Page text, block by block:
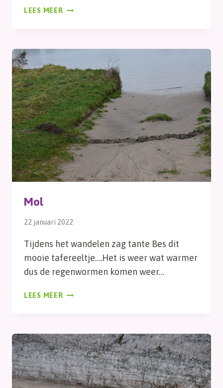
LEES MEER GROEN
Mol
22 januari 2022
Tijdens het wandelen zag tante Bes dit
mooie tafereeltje….Het is weer wat warmer
dus de regenwormen komen weer…
LEES MEER MOL